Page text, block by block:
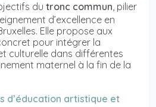
du tronc commun, pilier
d’excellence en
Elle propose aux
pour intégrer la
culturelle dans différentes
maternel à la fin de la
d’éducation artistique et